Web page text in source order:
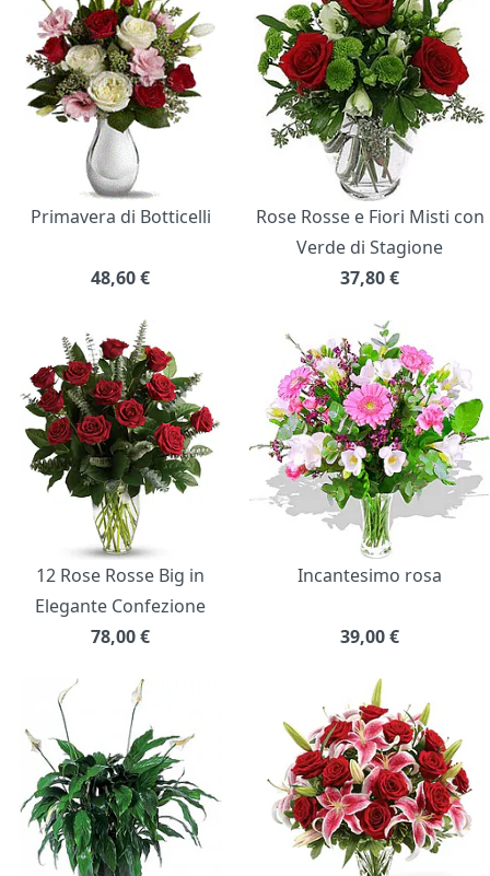
Primavera di Botticelli
48,60€
Rose Rosse e Fiori Misti con
Verde di Stagione
37,80€
12 Rose Rosse Big in
Elegante Confezione
78,00€
Incantesimo rosa
39,00€